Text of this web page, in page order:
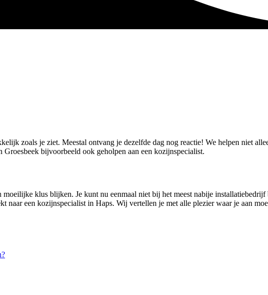
zoals je ziet. Meestal ontvang je dezelfde dag nog reactie! We helpen niet
bijvoorbeeld ook geholpen aan een kozijnspecialist.
klus blijken. Je kunt nu eenmaal niet bij het meest nabije installatiebedrijf
naar een kozijnspecialist in Haps. Wij vertellen je met alle plezier waar je aan